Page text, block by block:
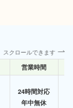
スクロールできます
営業時間
24時間対応
年中無休